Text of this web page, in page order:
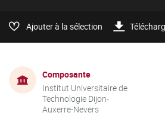
Ajouter à la sélection
Composante
Institut Universitaire de
Technologie Dijon-
Auxerre-Nevers